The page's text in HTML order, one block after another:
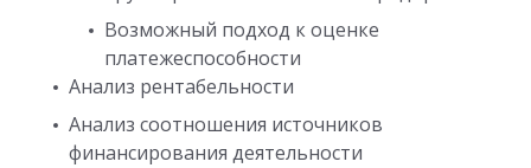
Возможный подход к оценке
платежеспособности
Анализ рентабельности
Анализ соотношения источников
финансирования деятельности